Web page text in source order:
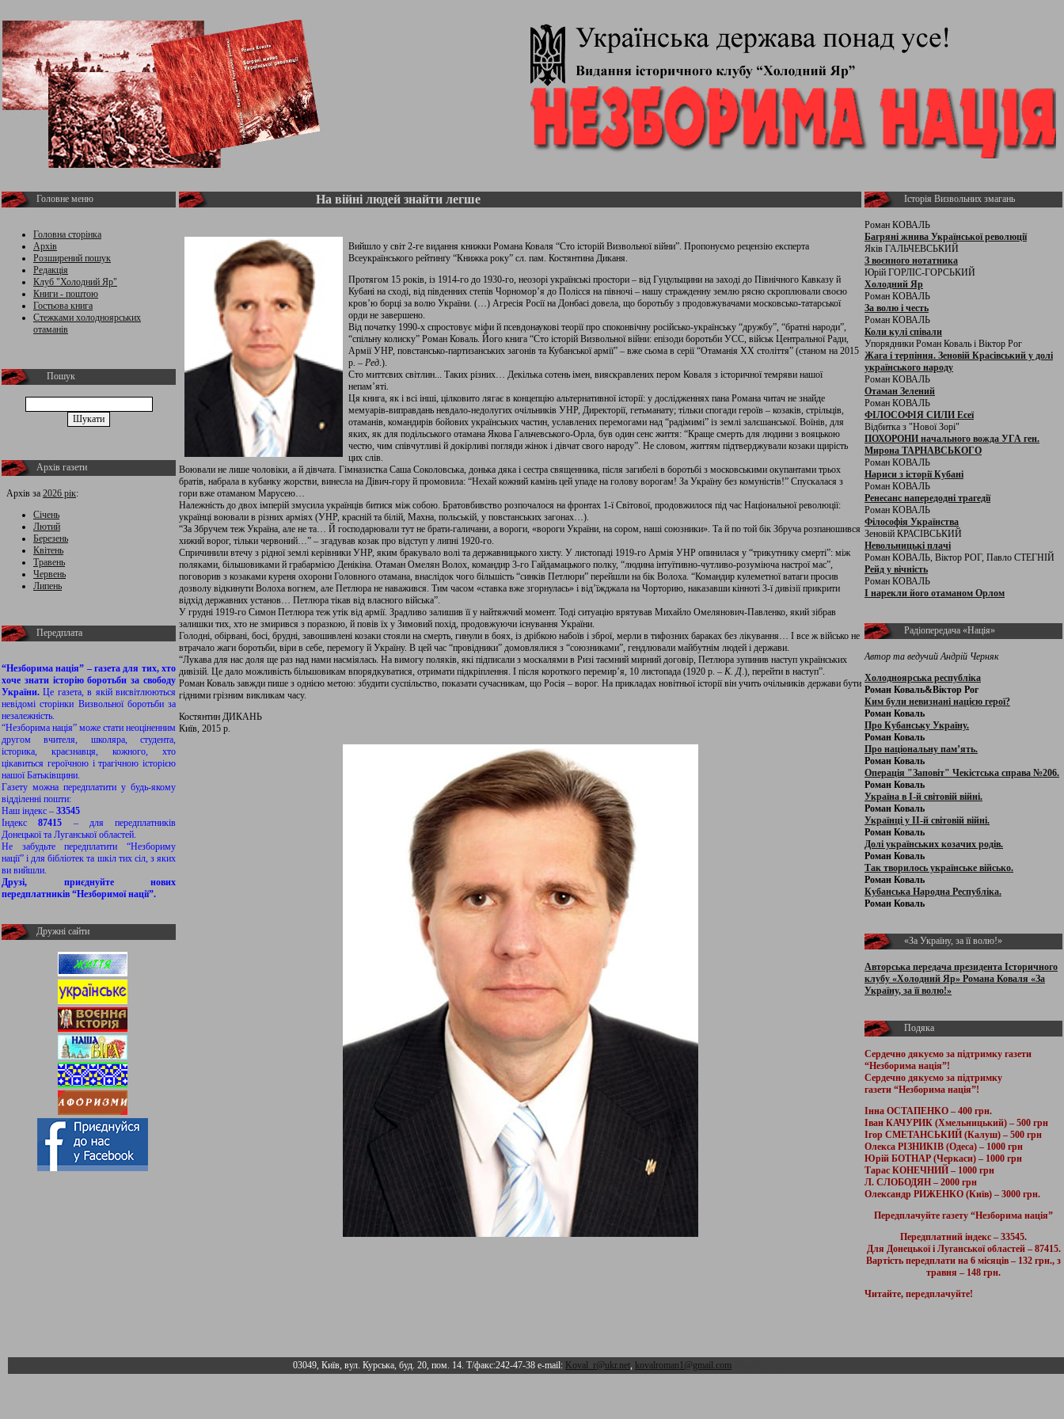
Головне меню
Головна сторінка
Архів
Розширений пошук
Редакція
Клуб "Холодний Яр"
Книги - поштою
Гостьова книга
Стежками холодноярських
отаманів
Пошук
Архів газети
Архів за 2026 рік:
Січень
Лютий
Березень
Квітень
Травень
Червень
Липень
Передплата
“Незборима нація” – газета для тих, хто
хоче знати історію боротьби за свободу
України.Це газета, в якій висвітлюються
невідомі сторінки Визвольної боротьби за
незалежність.
“Незборима нація” може стати неоціненним
другом вчителя, школяра, студента,
історика, краєзнавця, кожного, хто
цікавиться героїчною і трагічною історією
нашої Батьківщини.
Газету можна передплатити у будь-якому
відділенні пошти:
Наш індекс – 33545
Індекс87415 – для передплатників
Донецької та Луганської областей.
Не забудьте передплатити “Незбориму
нації” і для бібліотек та шкіл тих сіл, з яких
ви вийшли.
Друзі, приєднуйте нових
передплатників “Незборимої нації”.
Дружні сайти
На війні людей знайти легше
Вийшло у світ 2-ге видання книжки Романа Коваля “Сто історій Визвольної війни”. Пропонуємо рецензію експерта
Всеукраїнського рейтинґу “Книжка року” сл. пам. Костянтина Диканя.
Протягом 15 років, із 1914-го до 1930-го, неозорі українські простори – від Гуцульщини на заході до Північного Кавказу й
Кубані на сході, від південних степів Чорномор’я до Полісся на півночі – нашу стражденну землю рясно скроплювали своєю
кров’ю борці за волю України. (…) Агресія Росії на Донбасі довела, що боротьбу з продовжувачами московсько-татарської
орди не завершено.
Від початку 1990-х спростовує міфи й псевдонаукові теорії про споконвічну російсько-українську “дружбу”, “братні народи”,
“спільну колиску” Роман Коваль. Його книга “Сто історій Визвольної війни: епізоди боротьби УСС, військ Центральної Ради,
Армії УНР, повстансько-партизанських загонів та Кубанської армії” – вже сьома в серії “Отаманія ХХ століття” (станом на 2015
р. – Ред.).
Сто миттєвих світлин... Таких різних… Декілька сотень імен, вияскравлених пером Коваля з історичної темряви нашої
непам’яті.
Ця книга, як і всі інші, цілковито лягає в концепцію альтернативної історії: у дослідженнях пана Романа читач не знайде
мемуарів-виправдань невдало-недолугих очільників УНР, Директорії, гетьманату; тільки спогади героїв – козаків, стрільців,
отаманів, командирів бойових українських частин, уславлених перемогами над “радімимі” із землі залєшанської. Воїнів, для
яких, як для подільського отамана Якова Гальчевського-Орла, був один сенс життя: “Краще смерть для людини з вояцькою
честю, чим співчутливі й докірливі погляди жінок і дівчат свого народу”. Не словом, життям підтверджували козаки щирість
цих слів.
Воювали не лише чоловіки, а й дівчата. Гімназистка Саша Соколовська, донька дяка і сестра священника, після загибелі в боротьбі з московськими окупантами трьох
братів, набрала в кубанку жорстви, винесла на Дівич-гору й промовила: “Нехай кожний камінь цей упаде на голову ворогам! За Україну без комуністів!” Спускалася з
гори вже отаманом Марусею…
Належність до двох імперій змусила українців битися між собою. Братовбивство розпочалося на фронтах 1-ї Світової, продовжилося під час Національної революції:
українці воювали в різних арміях (УНР, красній та білій, Махна, польській, у повстанських загонах…).
“За Збручем теж Україна, але не та… Й господарювали тут не брати-галичани, а вороги, «вороги України, на сором, наші союзники». Та й по той бік Збруча розпаношився
хижий ворог, тільки червоний…” – згадував козак про відступ у липні 1920-го.
Спричинили втечу з рідної землі керівники УНР, яким бракувало волі та державницького хисту. У листопаді 1919-го Армія УНР опинилася у “трикутнику смерті”: між
поляками, більшовиками й грабармією Денікіна. Отаман Омелян Волох, командир 3-го Гайдамацького полку, “людина інтуїтивно-чутливо-розуміюча настрої мас”,
поговорив з козаками куреня охорони Головного отамана, внаслідок чого більшість “синків Петлюри” перейшли на бік Волоха. “Командир кулеметної ватаги просив
дозволу відкинути Волоха вогнем, але Петлюра не наважився. Тим часом «ставка вже згорнулась» і від’їжджала на Чорторию, наказавши кінноті 3-ї дивізії прикрити
відхід державних установ… Петлюра тікав від власного війська”.
У грудні 1919-го Симон Петлюра теж утік від армії. Зрадливо залишив її у найтяжчий момент. Тоді ситуацію врятував Михайло Омелянович-Павленко, який зібрав
залишки тих, хто не змирився з поразкою, й повів їх у Зимовий похід, продовжуючи існування України.
Голодні, обірвані, босі, брудні, завошивлені козаки стояли на смерть, гинули в боях, із дрібкою набоїв і зброї, мерли в тифозних бараках без лікування… І все ж військо не
втрачало жаги боротьби, віри в себе, перемогу й Україну. В цей час “провідники” домовлялися з “союзниками”, гендлювали майбутнім людей і держави.
“Лукава для нас доля ще раз над нами насміялась. На вимогу поляків, які підписали з москалями в Ризі таємний мирний договір, Петлюра зупинив наступ українських
дивізій. Це дало можливість більшовикам впорядкуватися, отримати підкріплення. І після короткого перемир’я, 10 листопада (1920 р. – К. Д.), перейти в наступ”.
Роман Коваль завжди пише з однією метою: збудити суспільство, показати сучасникам, що Росія – ворог. На прикладах новітньої історії він учить очільників держави бути
гідними грізним викликам часу.
Костянтин ДИКАНЬ
Київ, 2015 р.
Історія Визвольних змагань
Роман КОВАЛЬ
Багряні жнива Української революції
Яків ГАЛЬЧЕВСЬКИЙ
З воєнного нотатника
Юрій ГОРЛІС-ГОРСЬКИЙ
Холодний Яр
Роман КОВАЛЬ
За волю і честь
Роман КОВАЛЬ
Коли кулі співали
Упорядники Роман Коваль і Віктор Рог
Жага і терпіння. Зеновій Красівський у долі
українського народу
Роман КОВАЛЬ
Отаман Зелений
Роман КОВАЛЬ
ФІЛОСОФІЯ СИЛИ Есеї
Відбитка з "Нової Зорі"
ПОХОРОНИ начального вожда УГА ген.
Мирона ТАРНАВСЬКОГО
Роман КОВАЛЬ
Нариси з історії Кубані
Роман КОВАЛЬ
Ренесанс напередодні трагедії
Роман КОВАЛЬ
Філософія Українства
Зеновій КРАСІВСЬКИЙ
Невольницькі плачі
Роман КОВАЛЬ, Віктор РОГ, Павло СТЕГНІЙ
Рейд у вічність
Роман КОВАЛЬ
І нарекли його отаманом Орлом
Радіопередача «Нація»
Автор та ведучий Андрій Черняк
Холодноярська республіка
Роман Коваль&Віктор Рог
Ким були невизнані нацією герої?
Роман Коваль
Про Кубанську Україну.
Роман Коваль
Про національну пам’ять.
Роман Коваль
Операція "Заповіт" Чекістська справа №206.
Роман Коваль
Україна в І-й світовій війні.
Роман Коваль
Українці у ІІ-й світовій війні.
Роман Коваль
Долі українських козачих родів.
Роман Коваль
Так творилось українське військо.
Роман Коваль
Кубанська Народна Республіка.
Роман Коваль
«За Україну, за її волю!»
Авторська передача президента Історичного
клубу «Холодний Яр» Романа Коваля «За
Україну, за її волю!»
Подяка
Сердечно дякуємо за підтримку газети
“Незборима нація”!
Сердечно дякуємо за підтримку
газети “Незборима нація”!
Інна ОСТАПЕНКО – 400 грн.
Іван КАЧУРИК (Хмельницький) – 500 грн
Ігор СМЕТАНСЬКИЙ (Калуш) – 500 грн
Олекса РІЗНИКІВ (Одеса) – 1000 грн
Юрій БОТНАР (Черкаси) – 1000 грн
Тарас КОНЕЧНИЙ – 1000 грн
Л. СЛОБОДЯН – 2000 грн
Олександр РИЖЕНКО (Київ) – 3000 грн.
Передплачуйте газету “Незборима нація”
Передплатний індекс – 33545.
Для Донецької і Луганської областей – 87415.
Вартість передплати на 6 місяців – 132 грн., з
травня – 148 грн.
Читайте, передплачуйте!
03049, Київ, вул. Курська, буд. 20, пом. 14. Т/факс:242-47-38 e-mail: Koval_r@ukr.net, kovalroman1@gmail.com